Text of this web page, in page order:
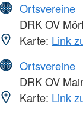
Ortsvereine
DRK OV
Karte: Link
Ortsvereine
DRK OV
Karte: Link